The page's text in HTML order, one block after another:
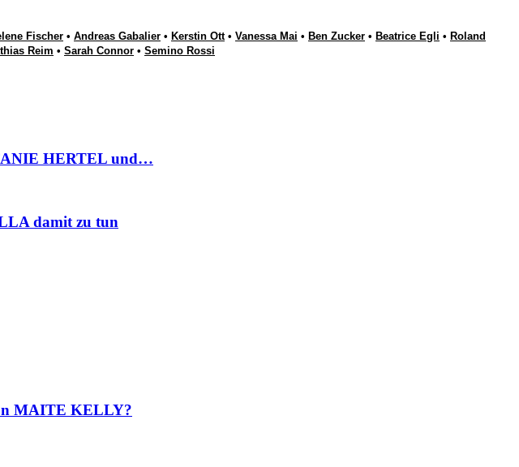
Fischer • Andreas Gabalier • Kerstin Ott• Vanessa Mai • Ben Zucker • Beatrice Egli • Roland
Reim • Sarah Connor • Semino Rossi
HERTEL und…
damit zu tun
MAITE KELLY?